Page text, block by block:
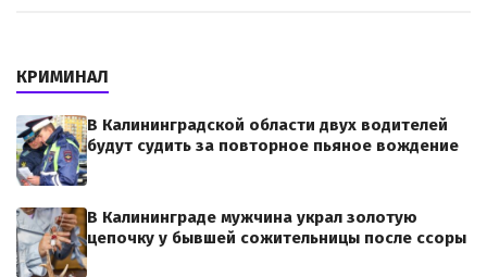
КРИМИНАЛ
В Калининградской области двух водителей
будут судить за повторное пьяное вождение
В Калининграде мужчина украл золотую
цепочку у бывшей сожительницы после ссоры